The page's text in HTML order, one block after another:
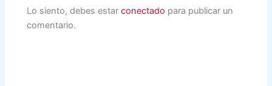
Lo siento, debes estarconectado para publicar un
comentario.